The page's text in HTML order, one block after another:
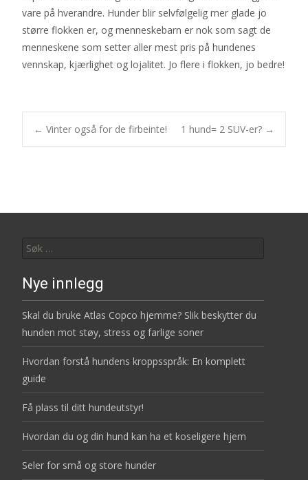
vare på hverandre. Hunder blir selvfølgelig mer glade jo
større flokken er, og menneskebarn er nok som sagt de
menneskene som setter aller mest pris på hundenes
vennskap, kjærlighet og lojalitet. Jo flere i flokken, jo bedre!
Post
← Vinter også for de firbeinte! 1 hund= 2 SUV-er? →
etter:
Nye innlegg
Skal du bruke Atlas Copco hjemme? Slik beskytter du
hunden mot støy, stress og farlige soner
Hvordan forstå hundens kroppsspråk: En komplett
guide
Få plass til ditt hundeutstyr!
Hvordan du og din hund kan ha et koseligere hjem
Seler for små og store hunder